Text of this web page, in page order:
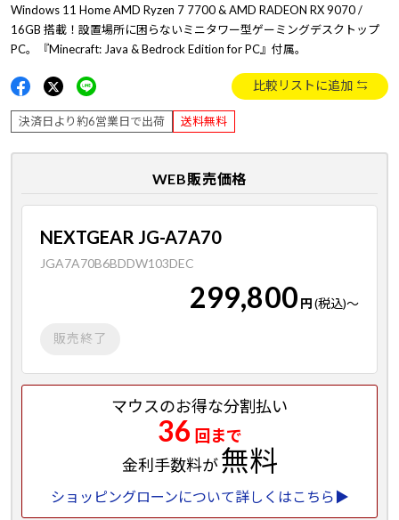
Windows 11 Home AMD Ryzen 7 7700 & AMD RADEON RX 9070 /
16GB 搭載！設置場所に困らないミニタワー型ゲーミングデスクトップ
PC。『Minecraft: Java & Bedrock Edition for PC』付属。
比較リストに追加
決済日より約6営業日で出荷 送料無料
WEB販売価格
NEXTGEAR JG-A7A70
JGA7A70B6BDDW103DEC
299,800 円(税込)～
販売終了
マウスのお得な分割払い
36 回まで
金利手数料が無料
ショッピングローンについて詳しくはこちら▶